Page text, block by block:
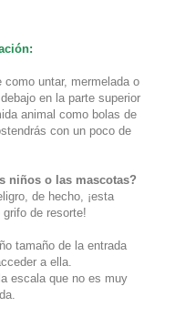
como untar, mermelada o
en la parte superior
animal como bolas de
con un poco de
niños o las mascotas?
de hecho, ¡esta
de resorte!
tamaño de la entrada
a ella.
escala que no es muy